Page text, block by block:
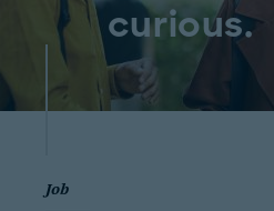
curious.
Job